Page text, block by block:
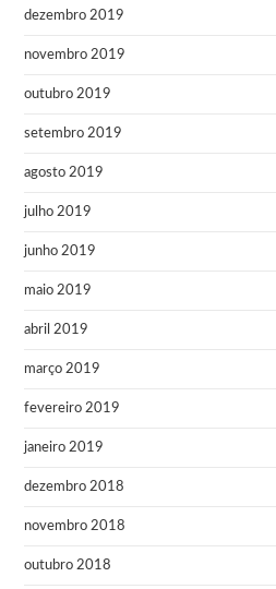
dezembro 2019
novembro 2019
outubro 2019
setembro 2019
agosto 2019
julho 2019
junho 2019
maio 2019
abril 2019
março 2019
fevereiro 2019
janeiro 2019
dezembro 2018
novembro 2018
outubro 2018